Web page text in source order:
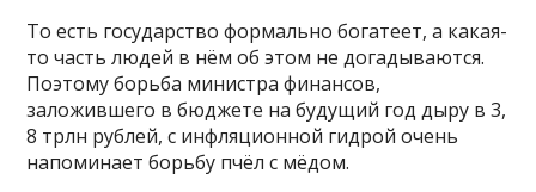
То есть государство формально богатеет, а какая-
то часть людей в нём об этом не догадываются.
Поэтому борьба министра финансов,
заложившего в бюджете на будущий год дыру в 3,
8 трлн рублей, с инфляционной гидрой очень
напоминает борьбу пчёл с мёдом.